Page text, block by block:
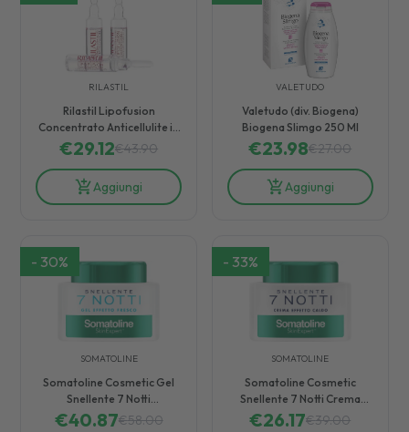
RILASTIL
Rilastil Lipofusion
Concentrato Anticellulite in
Fiale 10 da 7,5 ml
€29.12€43.90
Aggiungi
VALETUDO
Valetudo (div. Biogena)
Biogena Slimgo 250 Ml
€23.98€27.00
Aggiungi
- 30%
SOMATOLINE
Somatoline Cosmetic Gel
Snellente 7 Notti
Ultraintensivo- Effetto
€40.87€58.00
- 33%
SOMATOLINE
Somatoline Cosmetic
Snellente 7 Notti Crema
Corpo Effetto Caldo 250 ml
€26.17€39.00